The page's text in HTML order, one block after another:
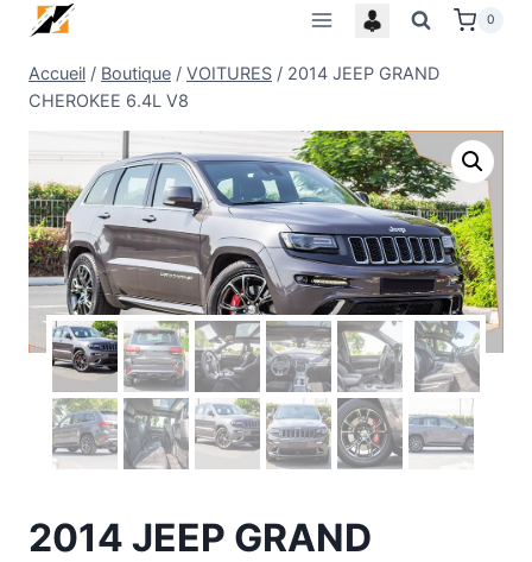
Skip
content
0
Accueil / Boutique / VOITURES / 2014 JEEP GRAND
CHEROKEE 6.4L V8
2014 JEEP GRAND